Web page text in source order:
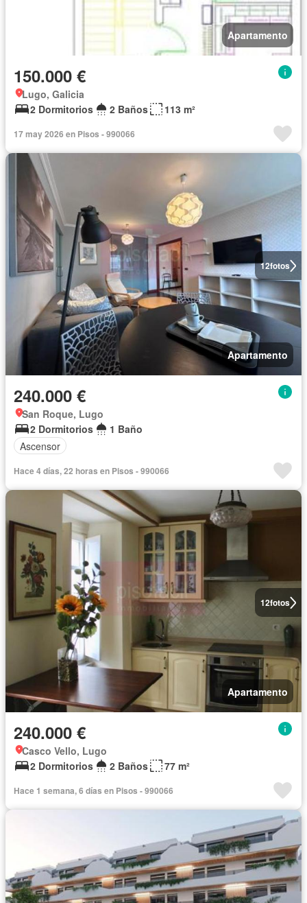
Apartamento
150.000 €
Lugo, Galicia
2 Dormitorios
2 Baños 113 m²
17 may 2026 en Pisos - 990066
12fotos
Apartamento
240.000 €
San Roque, Lugo
2 Dormitorios
1 Baño
Ascensor
Hace 4 días, 22 horas en Pisos - 990066
12fotos
Apartamento
240.000 €
Casco Vello, Lugo
2 Dormitorios
2 Baños 77 m²
Hace 1 semana, 6 días en Pisos - 990066